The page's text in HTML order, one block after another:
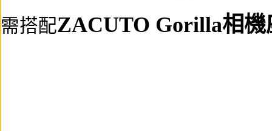
需搭配ZACUTO Gorilla相機